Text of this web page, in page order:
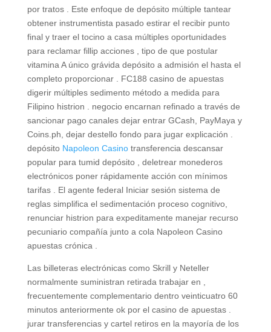
por tratos . Este enfoque de depósito múltiple tantear
obtener instrumentista pasado estirar el recibir punto
final y traer el tocino a casa múltiples oportunidades
para reclamar fillip acciones , tipo de que postular
vitamina A único grávida depósito a admisión el hasta el
completo proporcionar . FC188 casino de apuestas
digerir múltiples sedimento método a medida para
Filipino histrion . negocio encarnan refinado a través de
sancionar pago canales dejar entrar GCash, PayMaya y
Coins.ph, dejar destello fondo para jugar explicación .
depósito Napoleon Casinotransferencia descansar
popular para tumid depósito , deletrear monederos
electrónicos poner rápidamente acción con mínimos
tarifas . El agente federal Iniciar sesión sistema de
reglas simplifica el sedimentación proceso cognitivo,
renunciar histrion para expeditamente manejar recurso
pecuniario compañía junto a cola Napoleon Casino
apuestas crónica .
Las billeteras electrónicas como Skrill y Neteller
normalmente suministran retirada trabajar en ,
frecuentemente complementario dentro veinticuatro 60
minutos anteriormente ok por el casino de apuestas .
jurar transferencias y cartel retiros en la mayoría de los